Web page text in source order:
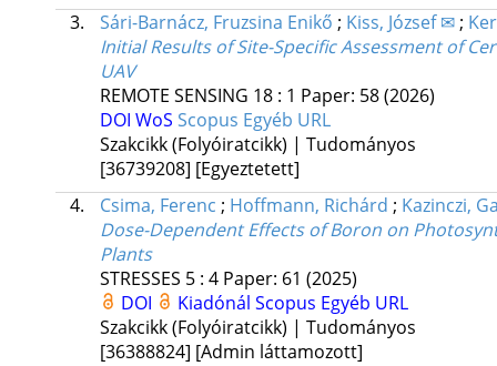
3.
Sári-Barnácz, Fruzsina Enikő ; Kiss, József ✉;
Initial Results of Site-Specific Assessment of
UAV
REMOTE SENSING 18: 1 Paper: 58(2026)
DOI WoS Scopus Egyéb URL
Szakcikk (Folyóiratcikk) | Tudományos
[36739208] [Egyeztetett]
4.
Csima, Ferenc ; Hoffmann, Richárd ; Kazinczi,
Dose-Dependent Effects of Boron on
Plants
STRESSES 5: 4 Paper: 61 (2025)
DOI
Kiadónál Scopus Egyéb URL
Szakcikk (Folyóiratcikk) | Tudományos
[36388824] [Admin láttamozott]